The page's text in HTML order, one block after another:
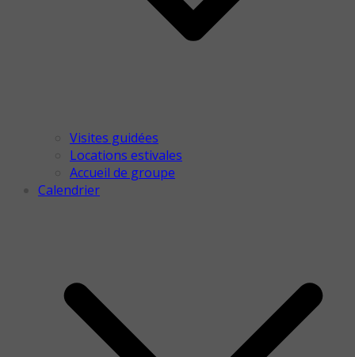
Visites guidées
Locations estivales
Accueil de groupe
Calendrier